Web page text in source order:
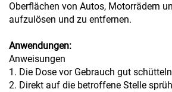
Oberflächen von Autos, Motorrädern
aufzulösen und zu entfernen.
Anwendungen:
Anweisungen
1. Die Dose vor Gebrauch gut
2. Direkt auf die betroffene Stelle